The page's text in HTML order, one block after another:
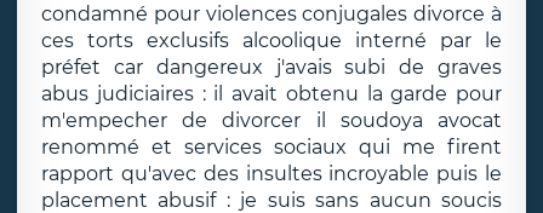
condamné pour violences conjugales divorce à
ces torts exclusifs alcoolique interné par le
préfet car dangereux j'avais subi de graves
abus judiciaires : il avait obtenu la garde pour
m'empecher de divorcer il soudoya avocat
renommé et services sociaux qui me firent
rapport qu'avec des insultes incroyable puis le
placement abusif : je suis sans aucun soucis